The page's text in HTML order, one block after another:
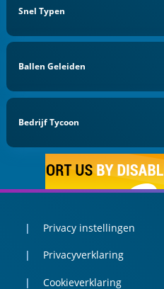
Snel Typen
Ballen Geleiden
Bedrijf Tycoon
Privacy instellingen
Privacyverklaring
Cookieverklaring